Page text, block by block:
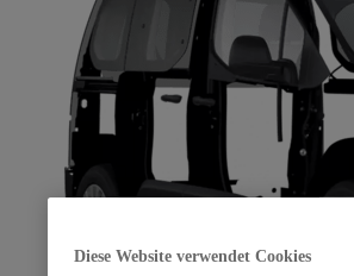
Diese Website verwendet Cookies